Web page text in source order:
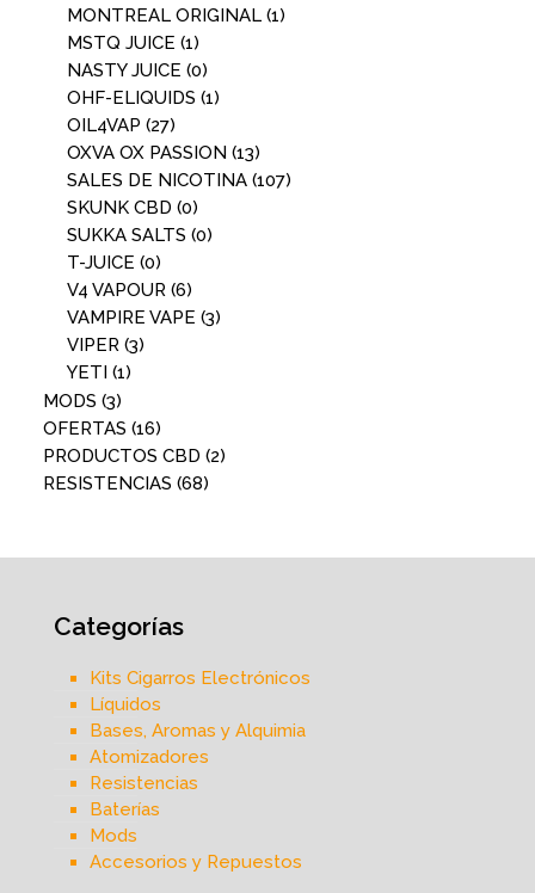
MONTREAL ORIGINAL (1)
MSTQ JUICE (1)
NASTY JUICE (0)
OHF-ELIQUIDS (1)
OIL4VAP (27)
OXVA OX PASSION (13)
SALES DE NICOTINA (107)
SKUNK CBD (0)
SUKKA SALTS (0)
T-JUICE (0)
V4 VAPOUR (6)
VAMPIRE VAPE (3)
VIPER (3)
YETI (1)
MODS (3)
OFERTAS (16)
PRODUCTOS CBD (2)
RESISTENCIAS (68)
Categorías
Kits Cigarros Electrónicos
Líquidos
Bases, Aromas y Alquimia
Atomizadores
Resistencias
Baterías
Mods
Accesorios y Repuestos